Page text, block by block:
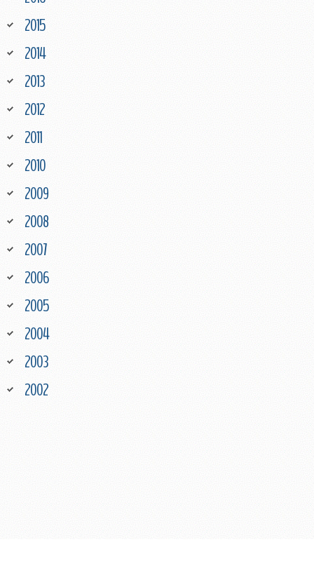
2015
2014
2013
2012
2011
2010
2009
2008
2007
2006
2005
2004
2003
2002